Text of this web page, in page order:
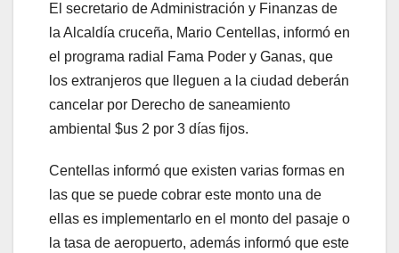
El secretario de Administración y Finanzas de
la Alcaldía cruceña, Mario Centellas, informó en
el programa radial Fama Poder y Ganas, que
los extranjeros que lleguen a la ciudad deberán
cancelar por Derecho de saneamiento
ambiental $us 2 por 3 días fijos.
Centellas informó que existen varias formas en
las que se puede cobrar este monto una de
ellas es implementarlo en el monto del pasaje o
la tasa de aeropuerto, además informó que este